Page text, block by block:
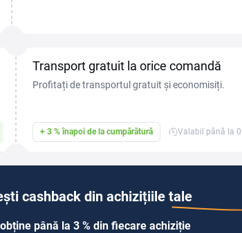
Transport gratuit la orice comandă
Profitați de transportul gratuit și economisiți.
+ 3 % înapoi de la cumpărătură Valabil până la
cashback din achizițiile tale
până la 3 % din fiecare achiziție